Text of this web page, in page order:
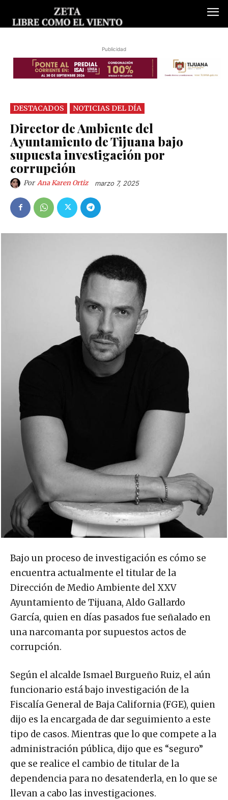
Publicidad
DESTACADOS NOTICIAS DEL DÍA
Director de Ambiente del
Ayuntamiento de Tijuana bajo
supuesta investigación por
corrupción
Por Ana Karen Ortiz marzo 7, 2025
Bajo un proceso de investigación es cómo se
encuentra actualmente el titular de la
Dirección de Medio Ambiente del XXV
Ayuntamiento de Tijuana, Aldo Gallardo
García, quien en días pasados fue señalado en
una narcomanta por supuestos actos de
corrupción.
Según el alcalde Ismael Burgueño Ruiz, el aún
funcionario está bajo investigación de la
Fiscalía General de Baja California (FGE), quien
dijo es la encargada de dar seguimiento a este
tipo de casos. Mientras que lo que compete a la
administración pública, dijo que es “seguro”
que se realice el cambio de titular de la
dependencia para no desatenderla, en lo que se
llevan a cabo las investigaciones.